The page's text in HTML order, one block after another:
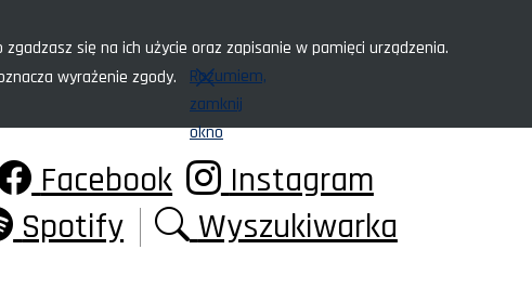
się na ich użycie oraz zapisanie w pamięci urządzenia.
wyrażenie zgody.
Rozumiem,
zamknij
okno
Facebook
Instagram
Spotify Wyszukiwarka